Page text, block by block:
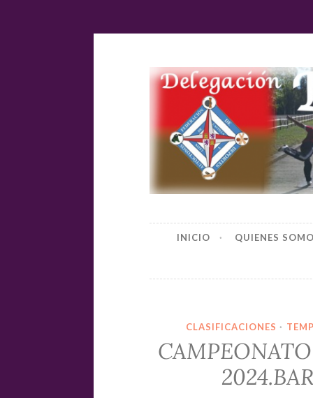
Ir
contenido
INICIO QUIENES
CLASIFICACIONES ·